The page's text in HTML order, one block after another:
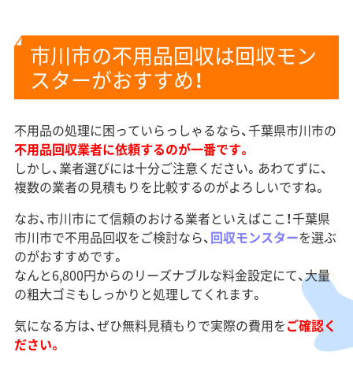
市川市の不用品回収は回収モン
スターがおすすめ！
不用品の処理に困っていらっしゃるなら、千葉県市川市の
不用品回収業者に依頼するのが一番です。
しかし、業者選びには十分ご注意ください。あわてずに、
複数の業者の見積もりを比較するのがよろしいですね。
なお、市川市にて信頼のおける業者といえばここ！千葉県
市川市で不用品回収をご検討なら、回収モンスターを選ぶ
のがおすすめです。
なんと6,800円からのリーズナブルな料金設定にて、大量
の粗大ゴミもしっかりと処理してくれます。
気になる方は、ぜひ無料見積もりで実際の費用をご確認く
ださい。